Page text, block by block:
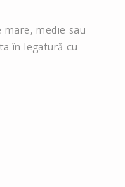
mare, medie sau
în legatură cu